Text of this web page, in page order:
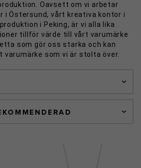
Oavsett om vi arbetar
i Östersund, vårt kreativa kontor i
i Peking, är vi alla lika
tillför värde till vårt varumärke
som gör oss starka och kan
varumärke som vi är stolta över.